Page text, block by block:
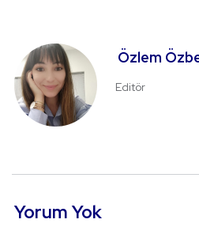
Özlem
Editör
Yorum Yok